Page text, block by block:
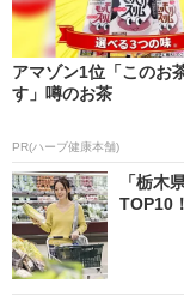
アマゾン1位「このお
す」噂のお茶
PR(ハーブ健康本舗)
「栃木
TOP10